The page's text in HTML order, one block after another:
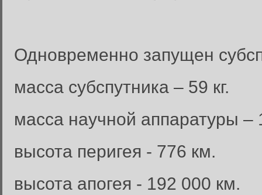
Одновременно запущен
масса субспутника – 59 кг.
масса научной аппаратуры –
высота перигея - 776 км.
высота апогея - 192 000 км.